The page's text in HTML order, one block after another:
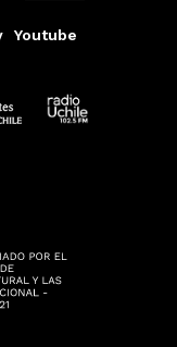
Youtube